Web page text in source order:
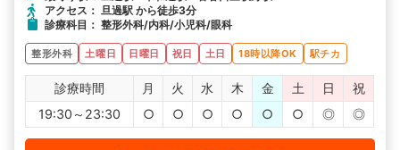
アクセス： 旦過駅 から徒歩3分
診療科目： 整形外科/内科/小児科/眼科
整形外科 土曜日 日曜日 祝日 土日 18時以降OK 駅チカ
診療時間 月 火 水 木 金 土 日
祝
19:30～23:30
○ ○ ○ ○ ○ ○ ◎ ◎